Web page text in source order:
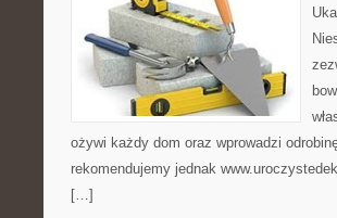
ożywi każdy dom oraz wprowadzi
rekomendujemy jednak
[…]